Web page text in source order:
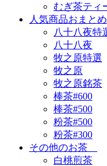
むぎ茶ティ
人気商品おまと
八十八夜特
八十八夜
牧之原特選
牧之原
牧之原銘茶
棒茶#600
棒茶#500
粉茶#500
粉茶#300
その他のお茶
白桃煎茶